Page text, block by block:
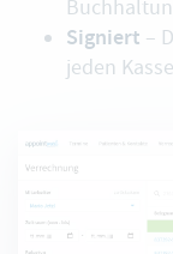
Signiert –
jeden